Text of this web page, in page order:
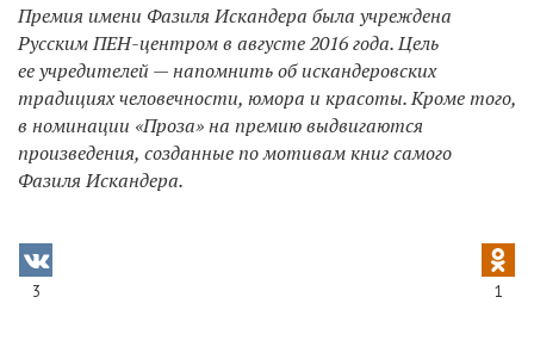
Премия имени Фазиля Искандера была учреждена
Русским ПЕН-центром в августе 2016 года. Цель
ее учредителей — напомнить об искандеровских
традициях человечности, юмора и красоты. Кроме того,
в номинации «Проза» на премию выдвигаются
произведения, созданные по мотивам книг самого
Фазиля Искандера.
3 1